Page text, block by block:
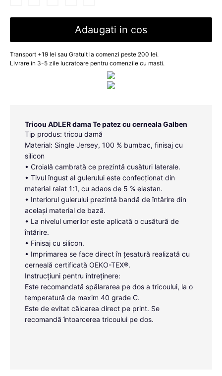
Adaugati in cos
Transport +19 lei sau Gratuit la comenzi peste 200 lei.
Livrare in 3-5 zile lucratoare pentru comenzile cu masti.
Tricou ADLER dama Te patez cu cerneala Galben
Tip produs: tricou damă
Material: Single Jersey, 100 % bumbac, finisaj cu
silicon
• Croială cambrată ce prezintă cusături laterale.
• Tivul îngust al gulerului este confecționat din
material raiat 1:1, cu adaos de 5 % elastan.
• Interiorul gulerului prezintă bandă de întărire din
același material de bază.
• La nivelul umerilor este aplicată o cusătură de
întărire.
• Finisaj cu silicon.
• Imprimarea se face direct în țesatură realizată cu
cerneală certificată OEKO-TEX®.
Instrucțiuni pentru întreținere:
Este recomandată spălararea pe dos a tricoului, la o
temperatură de maxim 40 grade C.
Este de evitat călcarea direct pe print. Se
recomandă întoarcerea tricoului pe dos.